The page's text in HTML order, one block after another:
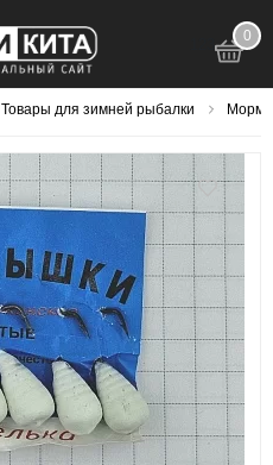
0
Товары для зимней рыбалки